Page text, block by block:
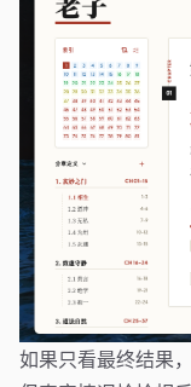
如果只看最终结果